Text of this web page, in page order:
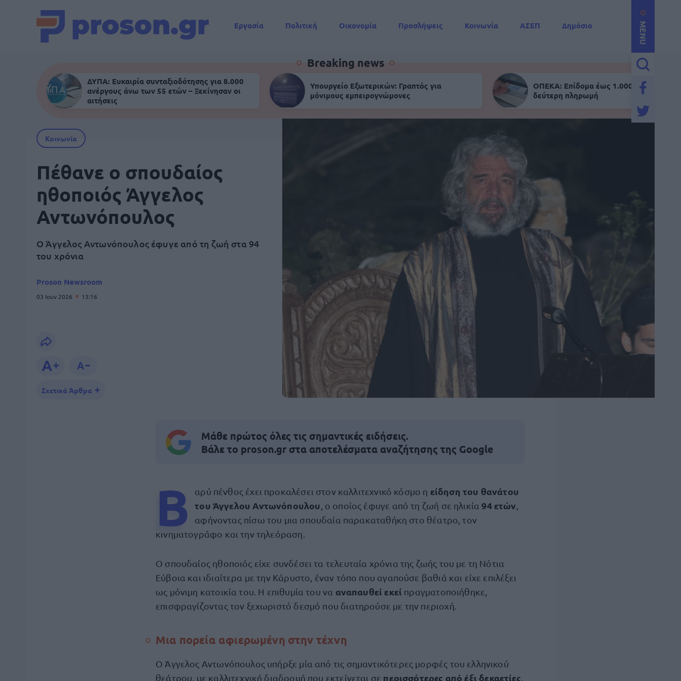
MENU
Εργασία Πολιτική Οικονομία Προσλήψεις Κοινωνία ΑΣΕΠ
Δημόσιο
Breaking news
ΔΥΠΑ: Ευκαιρία συνταξιοδότησης για 8.000
ανέργους άνω των 55 ετών – Ξεκίνησαν οι
αιτήσεις
Υπουργείο Εξωτερικών: Γραπτός για
μόνιμους εμπειρογνώμονες
ΟΠΕΚΑ: Επίδομα έως 1.000 ευρώ -
δεύτερη πληρωμή
Κοινωνία
Πέθανε ο σπουδαίος
ηθοποιός Άγγελος
Αντωνόπουλος
Ο Άγγελος Αντωνόπουλος έφυγε από τη ζωή στα 94
του χρόνια
Proson Newsroom
03 Ιουν 2026 13:16
Σχετικά Άρθρα
Μάθε πρώτος όλες τις σημαντικές ειδήσεις.
Βάλε το proson.gr στα αποτελέσματα αναζήτησης της Google
Β αρύ πένθος έχει προκαλέσει στον καλλιτεχνικό κόσμο η είδηση του θανάτου
του Άγγελου Αντωνόπουλου , ο οποίος έφυγε από τη ζωή σε ηλικία94 ετών
αφήνοντας πίσω του μια σπουδαία παρακαταθήκη στο θέατρο, τον
κινηματογράφο και την τηλεόραση.
Ο σπουδαίος ηθοποιός είχε συνδέσει τα τελευταία χρόνια της ζωής του με τη Νότια
Εύβοια και ιδιαίτερα με την Κάρυστο, έναν τόπο που αγαπούσε βαθιά και είχε επιλέξει
ως μόνιμη κατοικία του. Η επιθυμία του να αναπαυθεί εκεί πραγματοποιήθηκε,
επισφραγίζοντας τον ξεχωριστό δεσμό που διατηρούσε με την περιοχή.
Μια πορεία αφιερωμένη στην τέχνη
Ο Άγγελος Αντωνόπουλος υπήρξε μία από τις σημαντικότερες μορφές του ελληνικού
θεάτρου, με καλλιτεχνική διαδρομή που εκτείνεται σε περισσότερες από έξι δεκαετίες